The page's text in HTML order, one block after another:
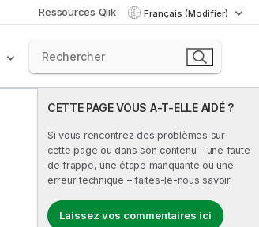
Ressources Qlik Français (Modifier)
CETTE PAGE VOUS A-T-ELLE AIDÉ ?
Si vous rencontrez des problèmes sur
cette page ou dans son contenu – une faute
de frappe, une étape manquante ou une
erreur technique – faites-le-nous savoir.
Laissez vos commentaires ici